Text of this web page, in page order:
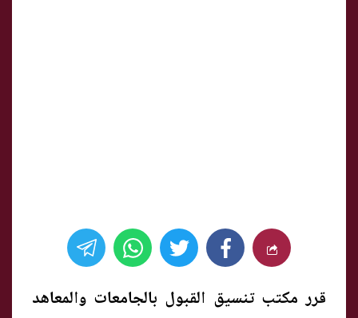
قرر مكتب تنسيق القبول بالجامعات والمعاهد